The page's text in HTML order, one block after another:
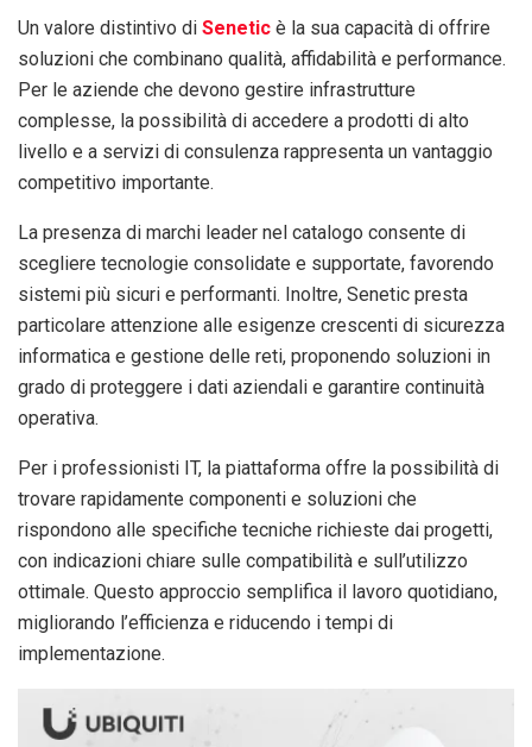
Un valore distintivo di Senetic è la sua capacità di offrire
soluzioni che combinano qualità, affidabilità e performance.
Per le aziende che devono gestire infrastrutture
complesse, la possibilità di accedere a prodotti di alto
livello e a servizi di consulenza rappresenta un vantaggio
competitivo importante.
La presenza di marchi leader nel catalogo consente di
scegliere tecnologie consolidate e supportate, favorendo
sistemi più sicuri e performanti. Inoltre, Senetic presta
particolare attenzione alle esigenze crescenti di sicurezza
informatica e gestione delle reti, proponendo soluzioni in
grado di proteggere i dati aziendali e garantire continuità
operativa.
Per i professionisti IT, la piattaforma offre la possibilità di
trovare rapidamente componenti e soluzioni che
rispondono alle specifiche tecniche richieste dai progetti,
con indicazioni chiare sulle compatibilità e sull’utilizzo
ottimale. Questo approccio semplifica il lavoro quotidiano,
migliorando l’efficienza e riducendo i tempi di
implementazione.